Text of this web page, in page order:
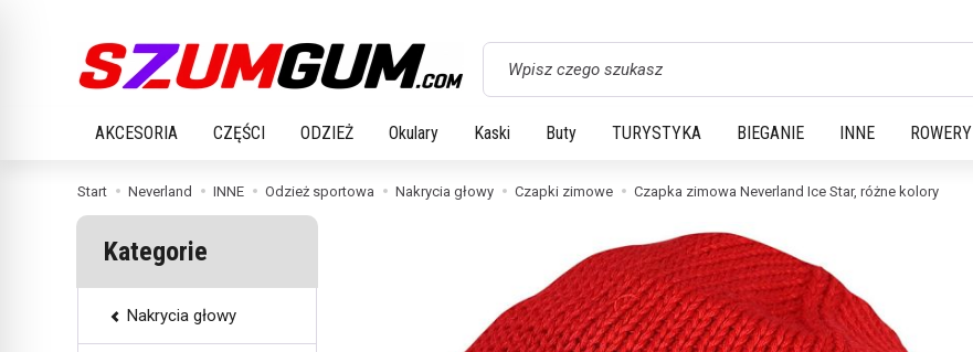
Wyszukaj
AKCESORIA CZĘŚCI ODZIEŻ Okulary Kaski Buty TURYSTYKA BIEGANIE INNE ROWERY
Start Neverland INNE Odzież sportowa Nakrycia głowy Czapki zimowe Czapka zimowa Neverland Ice Star, różne kolory
Kategorie
Nakrycia głowy